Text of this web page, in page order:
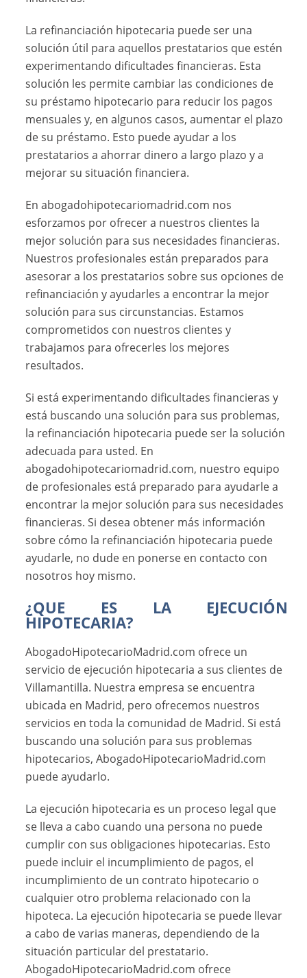
La refinanciación hipotecaria puede ser una
solución útil para aquellos prestatarios que estén
experimentando dificultades financieras. Esta
solución les permite cambiar las condiciones de
su préstamo hipotecario para reducir los pagos
mensuales y, en algunos casos, aumentar el plazo
de su préstamo. Esto puede ayudar a los
prestatarios a ahorrar dinero a largo plazo y a
mejorar su situación financiera.
En abogadohipotecariomadrid.com nos
esforzamos por ofrecer a nuestros clientes la
mejor solución para sus necesidades financieras.
Nuestros profesionales están preparados para
asesorar a los prestatarios sobre sus opciones de
refinanciación y ayudarles a encontrar la mejor
solución para sus circunstancias. Estamos
comprometidos con nuestros clientes y
trabajamos para ofrecerles los mejores
resultados.
Si está experimentando dificultades financieras y
está buscando una solución para sus problemas,
la refinanciación hipotecaria puede ser la solución
adecuada para usted. En
abogadohipotecariomadrid.com, nuestro equipo
de profesionales está preparado para ayudarle a
encontrar la mejor solución para sus necesidades
financieras. Si desea obtener más información
sobre cómo la refinanciación hipotecaria puede
ayudarle, no dude en ponerse en contacto con
nosotros hoy mismo.
¿QUE ES LA EJECUCIÓN
HIPOTECARIA?
AbogadoHipotecarioMadrid.com ofrece un
servicio de ejecución hipotecaria a sus clientes de
Villamantilla. Nuestra empresa se encuentra
ubicada en Madrid, pero ofrecemos nuestros
servicios en toda la comunidad de Madrid. Si está
buscando una solución para sus problemas
hipotecarios, AbogadoHipotecarioMadrid.com
puede ayudarlo.
La ejecución hipotecaria es un proceso legal que
se lleva a cabo cuando una persona no puede
cumplir con sus obligaciones hipotecarias. Esto
puede incluir el incumplimiento de pagos, el
incumplimiento de un contrato hipotecario o
cualquier otro problema relacionado con la
hipoteca. La ejecución hipotecaria se puede llevar
a cabo de varias maneras, dependiendo de la
situación particular del prestatario.
AbogadoHipotecarioMadrid.com ofrece